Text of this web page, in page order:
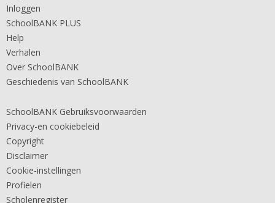
Inloggen
SchoolBANK PLUS
Help
Verhalen
Over SchoolBANK
Geschiedenis van SchoolBANK
SchoolBANK Gebruiksvoorwaarden
Privacy-en cookiebeleid
Copyright
Disclaimer
Cookie-instellingen
Profielen
Scholenregister